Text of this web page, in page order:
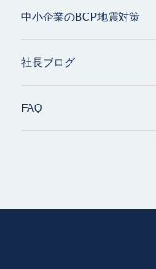
中小企業のBCP地震対策
社長ブログ
FAQ